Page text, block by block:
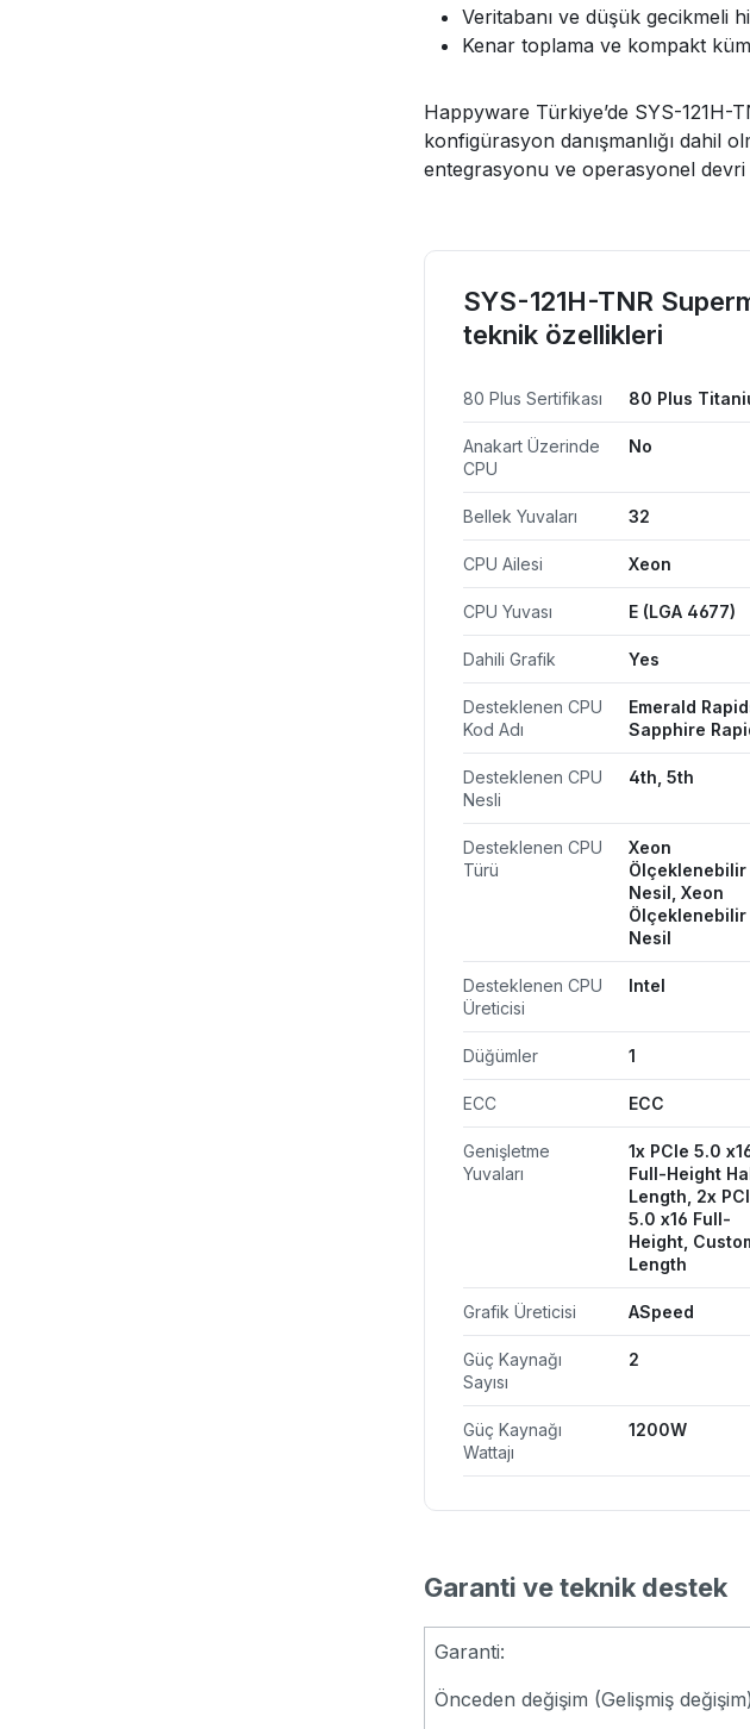
Veritabanı ve düşük gecikmeli
Kenar toplama ve kompakt
Happyware Türkiye’de SYS-121H-
konfigürasyon danışmanlığı dahil
entegrasyonu ve operasyonel devri
SYS-121H-TNR
teknik özellikleri
80 Plus Sertifikası 80 Plus
Anakart Üzerinde
CPU
No
Bellek Yuvaları 32
CPU Ailesi Xeon
CPU Yuvası E (LGA 4677)
Dahili Grafik Yes
Desteklenen CPU
Kod Adı
Emerald
Sapphire
Desteklenen CPU
Nesli
4th, 5th
Desteklenen CPU
Türü
Xeon
Ölçeklenebilir
Nesil, Xeon
Ölçeklenebilir
Nesil
Desteklenen CPU
Üreticisi
Intel
Düğümler 1
ECC ECC
Genişletme
Yuvaları
1x PCIe 5.0
Full-Height
Length, 2x
5.0 x16 Full-
Height,
Length
Grafik Üreticisi ASpeed
Güç Kaynağı
Sayısı
2
Güç Kaynağı
Wattajı
1200W
Garanti ve teknik destek
Garanti:
Önceden değişim (Gelişmiş